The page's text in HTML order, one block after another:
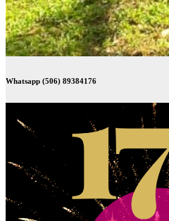
Whatsapp (506) 89384176